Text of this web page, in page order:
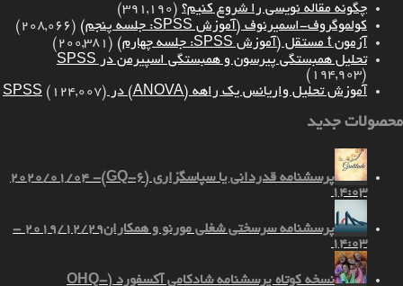
چگونه مقاله نویسی را شروع کنیم؟ (391,190)
کولموگروف-اسمیرنوف (آموزش SPSS: جلسه پنجم)
(208,066)
آزمون t مستقل (آموزش SPSS: جلسه چهارم)
(200,381)
تحلیل همبستگی پیرسون و همبستگی اسپیرمن در SPSS
(194,903)
آموزش تحلیل واریانس یک راهه (ANOVA) در SPSS
(124,007)
محصولات جدید
پرسشنامه قدردانی یا سپاسگزاری (GQ-6)
2020/01/04 -
14:03
پرسشنامه سرسختی شغلی مورنو و همکاران
2019/12/29 -
14:03
نسخه کوتاه پرسشنامه شادکامی آکسفورد (OHQ-